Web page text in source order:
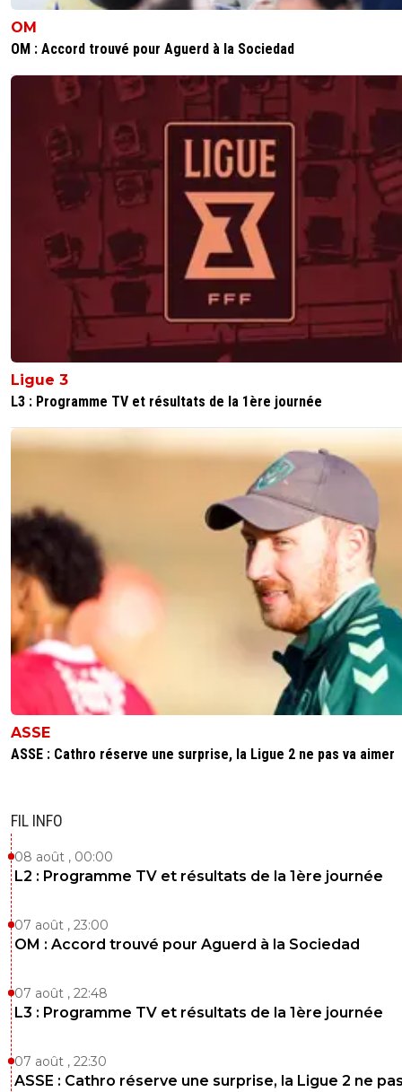
OM
OM : Accord trouvé pour Aguerd à la Sociedad
Ligue 3
L3 : Programme TV et résultats de la 1ère journée
ASSE
ASSE : Cathro réserve une surprise, la Ligue 2 ne pas va aimer
FIL INFO
08 août , 00:00
L2 : Programme TV et résultats de la 1ère journée
07 août , 23:00
OM : Accord trouvé pour Aguerd à la Sociedad
07 août , 22:48
L3 : Programme TV et résultats de la 1ère journée
07 août , 22:30
ASSE : Cathro réserve une surprise, la Ligue 2 ne